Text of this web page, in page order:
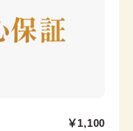
領芯
￥1,100